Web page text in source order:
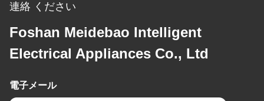
連絡 ください
Foshan Meidebao Intelligent
Electrical Appliances Co., Ltd
電子メール